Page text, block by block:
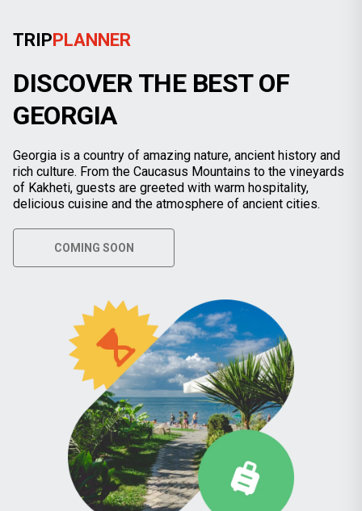
TRIPPLANNER
DISCOVER THE BEST OF
GEORGIA
Georgia is a country of amazing nature, ancient history and
rich culture. From the Caucasus Mountains to the vineyards
of Kakheti, guests are greeted with warm hospitality,
delicious cuisine and the atmosphere of ancient cities.
COMING SOON